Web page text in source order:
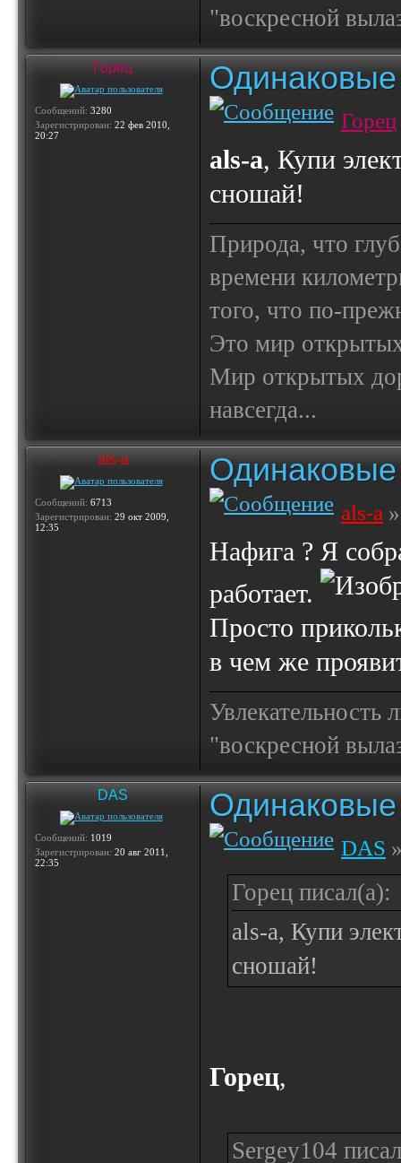
"воскресной
Горец
Сообщений: 3280
Зарегистрирован: 22 фев 2010,
20:27
Горец
als-a, Купи
сношай!
Природа, что
времени
того, что по-
Это мир
Мир открытых
навсегда...
als-a
Сообщений: 6713
Зарегистрирован: 29 окт 2009,
12:35
als-a
Нафига ? Я
работает.
Просто
в чем же
Увлекательность
"воскресной
DAS
Сообщений: 1019
Зарегистрирован: 20 авг 2011,
22:35
DAS
Горец писал(а):
als-a, Купи
сношай!
Горец,
Sergey104